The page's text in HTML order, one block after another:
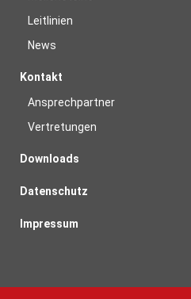
Leitlinien
News
Kontakt
Ansprechpartner
Vertretungen
Downloads
Datenschutz
Impressum